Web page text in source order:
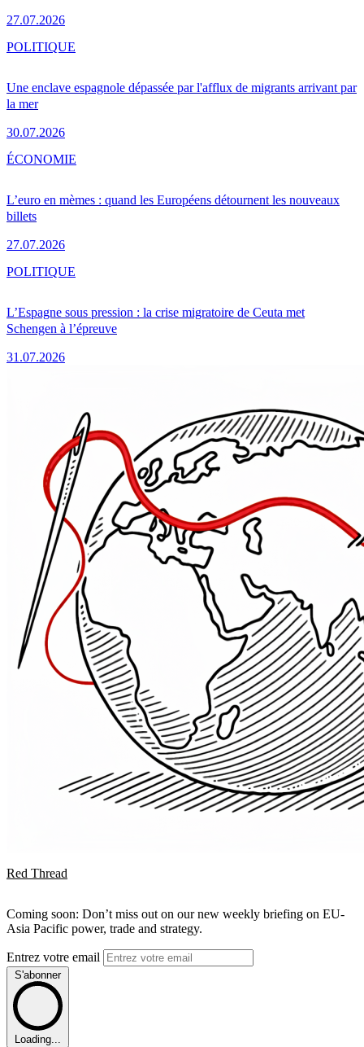
27.07.2026
Une enclave espagnole dépassée par l'afflux de migrants arrivant par
la mer
30.07.2026
POLITIQUE
L’euro en mèmes : quand les Européens détournent les nouveaux
billets
27.07.2026
ÉCONOMIE
L’Espagne sous pression : la crise migratoire de Ceuta met
Schengen à l’épreuve
31.07.2026
POLITIQUE
Red Thread
Coming soon: Don’t miss out on our new weekly briefing on EU-
Asia Pacific power, trade and strategy.
Entrez votre email
S'abonner
Loading...